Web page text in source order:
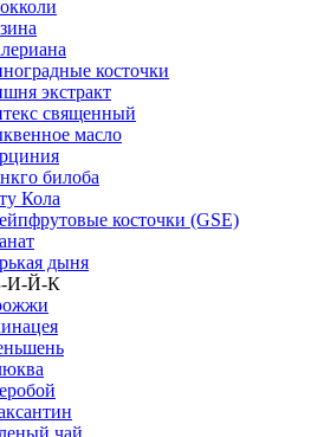
косточки
экстракт
священный
масло
билоба
Кола
косточки (GSE)
дыня
И-Й-К
чай